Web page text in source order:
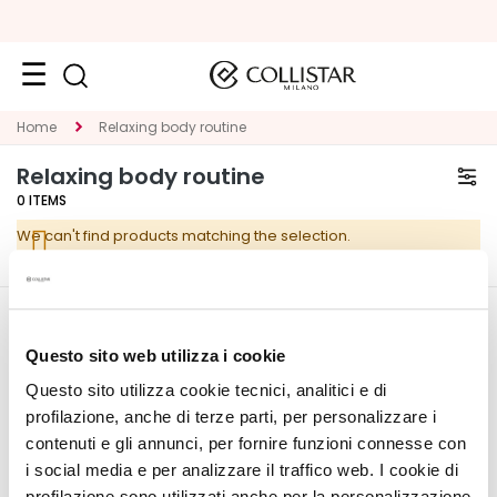
Questo sito web utilizza i cookie
Questo sito utilizza cookie tecnici, analitici e di
profilazione, anche di terze parti, per personalizzare i
contenuti e gli annunci, per fornire funzioni connesse con
i social media e per analizzare il traffico web. I cookie di
Face
C
A
T
E
G
Y
S
p
e
c
Home Relaxing body routine
Relaxing body routine
0 ITEMS
We can't find products matching the selection.
Contact
Accessibility Statement
Address Book
My Orders
My Wishlist
My Returns